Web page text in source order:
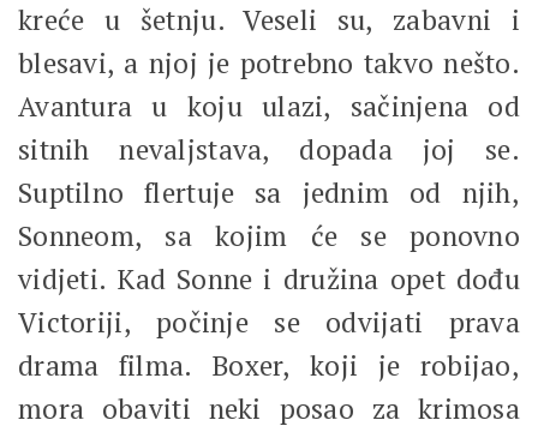
kreće u šetnju. Veseli su, zabavni i
blesavi, a njoj je potrebno takvo nešto.
Avantura u koju ulazi, sačinjena od
sitnih nevaljstava, dopada joj se.
Suptilno flertuje sa jednim od njih,
Sonneom, sa kojim će se ponovno
vidjeti. Kad Sonne i družina opet dođu
Victoriji, počinje se odvijati prava
drama filma. Boxer, koji je robijao,
mora obaviti neki posao za krimosa